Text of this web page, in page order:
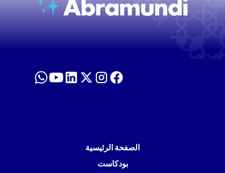
الصفحة الرئيسية
بودكاست